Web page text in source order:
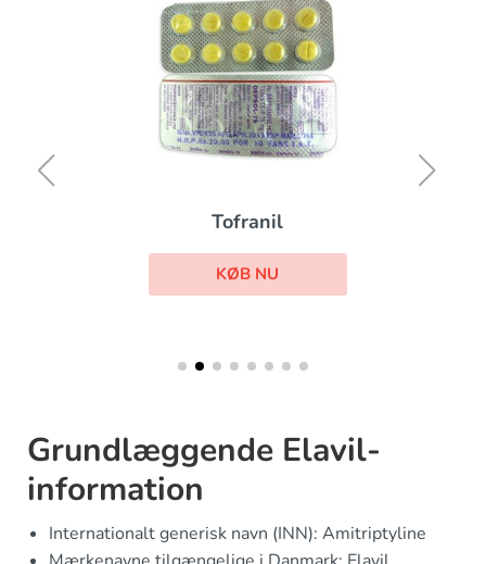
Tofranil
KØB NU
Grundlæggende Elavil-
information
Internationalt generisk navn (INN): Amitriptyline